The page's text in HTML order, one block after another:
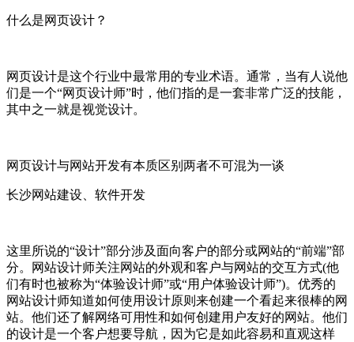
什么是网页设计？
网页设计是这个行业中最常用的专业术语。通常，当有人说他
们是一个“网页设计师”时，他们指的是一套非常广泛的技能，
其中之一就是视觉设计。
网页设计与网站开发有本质区别两者不可混为一谈
长沙网站建设、软件开发
这里所说的“设计”部分涉及面向客户的部分或网站的“前端”部
分。网站设计师关注网站的外观和客户与网站的交互方式(他
们有时也被称为“体验设计师”或“用户体验设计师”)。优秀的
网站设计师知道如何使用设计原则来创建一个看起来很棒的网
站。他们还了解网络可用性和如何创建用户友好的网站。他们
的设计是一个客户想要导航，因为它是如此容易和直观这样